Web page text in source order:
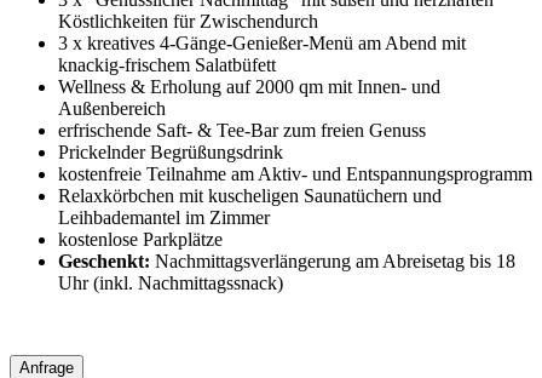
Köstlichkeiten für Zwischendurch
3 x kreatives 4-Gänge-Genießer-Menü am Abend mit
knackig-frischem Salatbüfett
Wellness & Erholung auf 2000 qm mit Innen- und
Außenbereich
erfrischende Saft- & Tee-Bar zum freien Genuss
Prickelnder Begrüßungsdrink
kostenfreie Teilnahme am Aktiv- und Entspannungsprogramm
Relaxkörbchen mit kuscheligen Saunatüchern und
Leihbademantel im Zimmer
kostenlose Parkplätze
Geschenkt: Nachmittagsverlängerung am Abreisetag bis 18
Uhr (inkl. Nachmittagssnack)